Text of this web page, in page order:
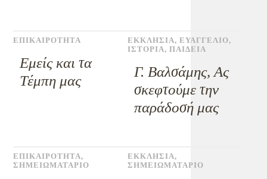
ΕΠΙΚΑΙΡΟΤΗΤΑ
Εμείς και τα
Τέμπη μας
ΕΚΚΛΗΣΙΑ, ΕΥΑΓΓΕΛΙΟ,
ΙΣΤΟΡΙΑ, ΠΑΙΔΕΙΑ
Γ. Βαλσάμης, Ας
σκεφτούμε την
παράδοσή μας
ΕΠΙΚΑΙΡΟΤΗΤΑ,
ΣΗΜΕΙΩΜΑΤΑΡΙΟ
ΕΚΚΛΗΣΙΑ,
ΣΗΜΕΙΩΜΑΤΑΡΙΟ